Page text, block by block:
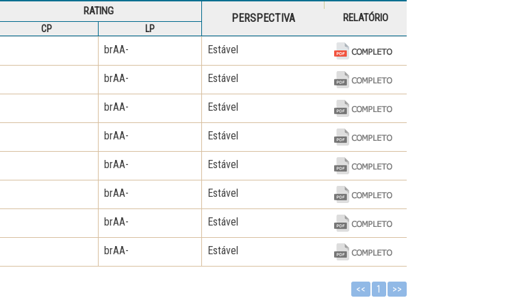
RATING
PERSPECTIVA RELATÓRIO
CP LP
brAA- Estável
brAA- Estável
brAA- Estável
brAA- Estável
brAA- Estável
brAA- Estável
brAA- Estável
brAA- Estável
<< 1 >>